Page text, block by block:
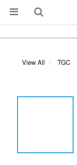
View All TGC